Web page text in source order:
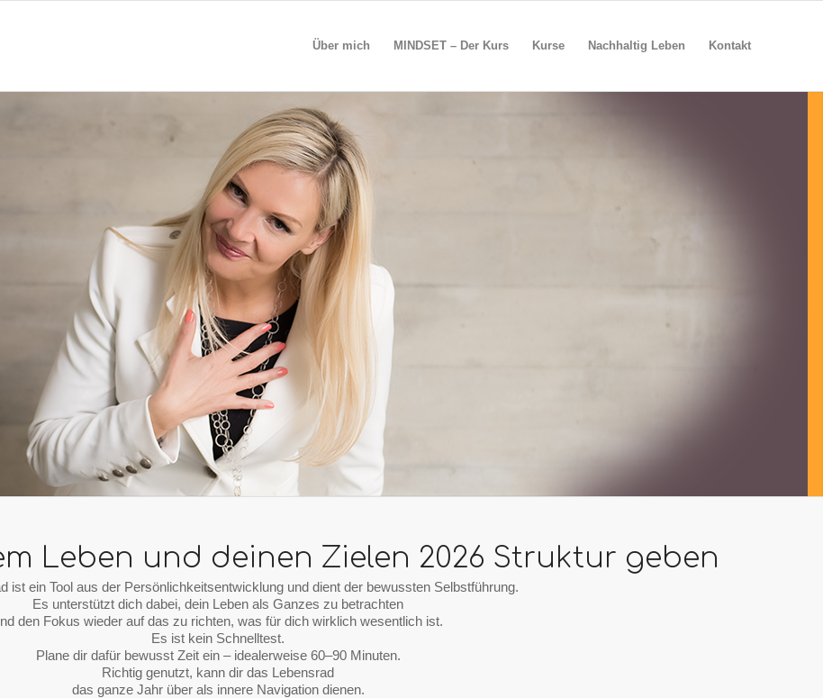
Über mich MINDSET – Der Kurs Kurse Nachhaltig Leben Kontakt
Leben und deinen Zielen 2026 Struktur geben
ist ein Tool aus der Persönlichkeitsentwicklung und dient der bewussten Selbstführung.
Es unterstützt dich dabei, dein Leben als Ganzes zu betrachten
den Fokus wieder auf das zu richten, was für dich wirklich wesentlich ist.
Es ist kein Schnelltest.
Plane dir dafür bewusst Zeit ein – idealerweise 60–90 Minuten.
Richtig genutzt, kann dir das Lebensrad
das ganze Jahr über als innere Navigation dienen.